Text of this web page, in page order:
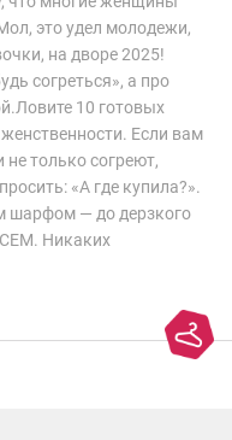
это удел молодежи,
на дворе 2025!
согреться», а про
10 готовых
Если вам
не только согреют,
«А где купила?».
шарфом — до дерзкого
Никаких